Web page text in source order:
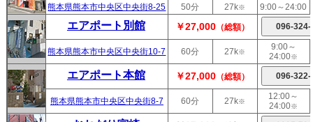
熊本県熊本市中央区中央街8-25 50分 27k※ 9:00～24:00
エアポート別館 ￥27,000 （総額）
熊本県熊本市中央区中央街10-7 60分 27k※
9:00～
24:00※
エアポート本館 ￥27,000 （総額）
熊本県熊本市中央区中央街8-7 60分 27k※
12:00～
24:00※